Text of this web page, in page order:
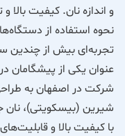
و اندازه نان. کیفیت
نحوه استفاده از
تجربه‌ای بیش از چندین
عنوان یکی از
شرکت در اصفهان به
با کیفیت بالا و